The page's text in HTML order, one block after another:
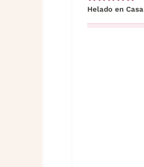
Helado en Casa